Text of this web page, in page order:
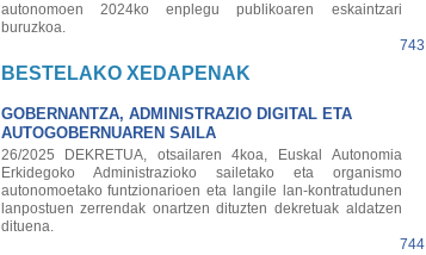
autonomoen 2024ko enplegu publikoaren eskaintzari
buruzkoa.
743
BESTELAKO XEDAPENAK
GOBERNANTZA, ADMINISTRAZIO DIGITAL ETA
AUTOGOBERNUAREN SAILA
26/2025 DEKRETUA, otsailaren 4koa, Euskal Autonomia
Erkidegoko Administrazioko sailetako eta organismo
autonomoetako funtzionarioen eta langile lan-kontratudunen
lanpostuen zerrendak onartzen dituzten dekretuak aldatzen
dituena.
744